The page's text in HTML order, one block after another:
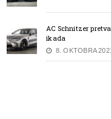
AC Schnitzer
ikada
8. OKTOBRA